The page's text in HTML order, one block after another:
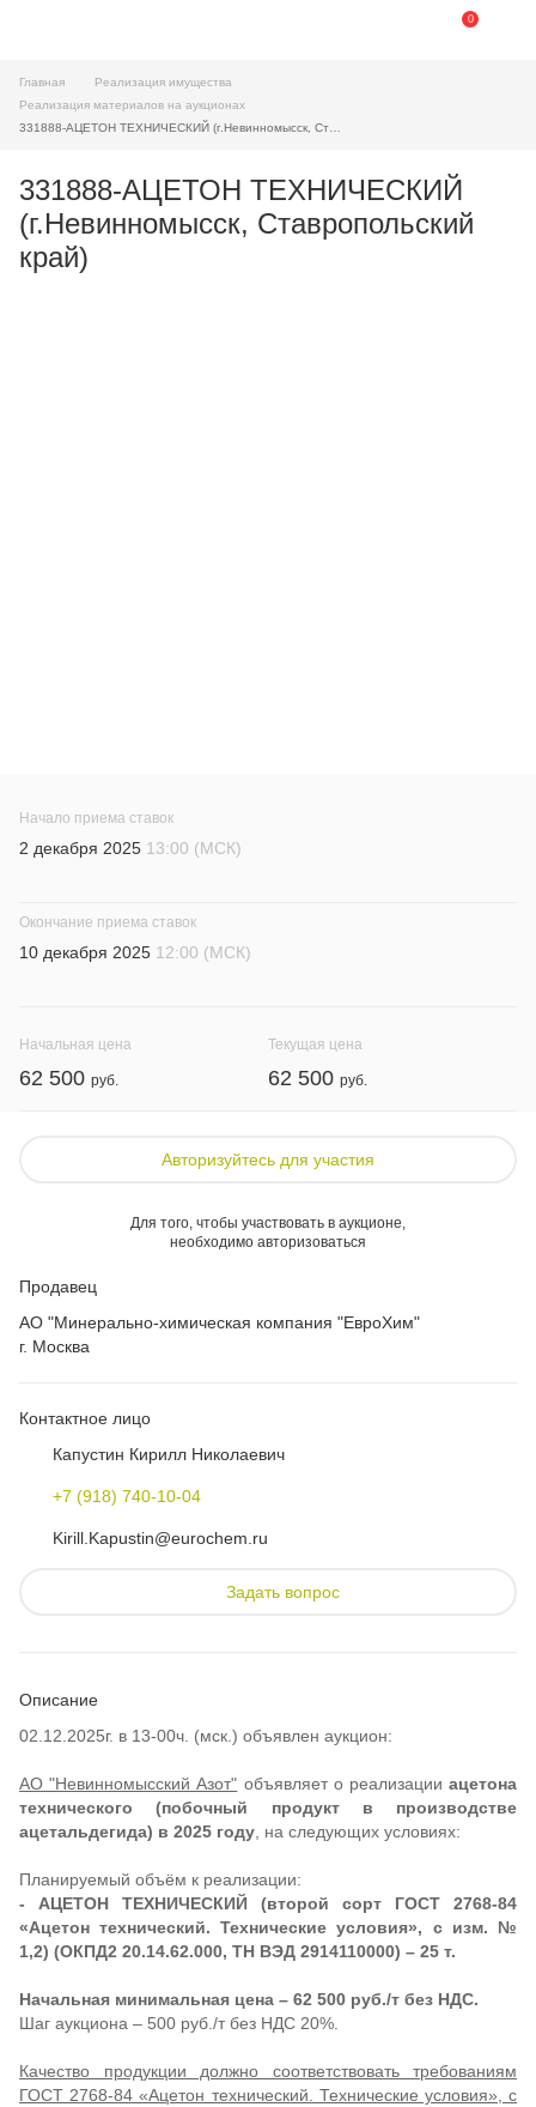
0
Главная
Реализация имущества
Реализация материалов на аукционах
331888-АЦЕТОН ТЕХНИЧЕСКИЙ
(г.Невинномысск, Ставропольский
край)
Начало приема ставок
2 декабря 2025 13:00 (МСК)
Окончание приема ставок
10 декабря 2025 12:00 (МСК)
Начальная цена
62 500
Текущая цена
62 500
Авторизуйтесь для участия
Для того, чтобы участвовать в аукционе,
необходимо авторизоваться
Продавец
АО "Минерально-химическая компания "ЕвроХим"
г. Москва
Контактное лицо
Капустин Кирилл Николаевич
+7 (918) 740-10-04
Kirill.Kapustin@eurochem.ru
Задать вопрос
Описание
02.12.2025г. в 13-00ч. (мск.) объявлен аукцион:
АО "Невинномысский Азот" объявляет о реализацииацетона
технического (побочный продукт в производстве
ацетальдегида) в 2025 году , на следующих условиях:
Планируемый объём к реализации:
- АЦЕТОН ТЕХНИЧЕСКИЙ (второй сорт ГОСТ 2768-84
«Ацетон технический. Технические условия», с изм. №
1,2) (ОКПД2 20.14.62.000, ТН ВЭД 2914110000) – 25 т.
Начальная минимальная цена – 62 500 руб./т без НДС.
Шаг аукциона – 500 руб./т без НДС 20%.
Качество продукции должно соответствовать требованиям
ГОСТ 2768-84 «Ацетон технический. Технические условия», с